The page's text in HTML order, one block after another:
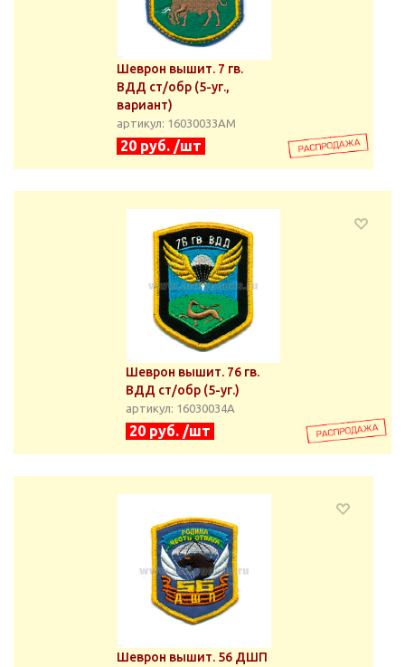
Шеврон вышит. 7 гв.
ВДД ст/обр (5-уг.,
вариант)
артикул: 16030033АМ
20 руб. /шт
Шеврон вышит. 76 гв.
ВДД ст/обр (5-уг.)
артикул: 16030034А
20 руб. /шт
Шеврон вышит. 56 ДШП